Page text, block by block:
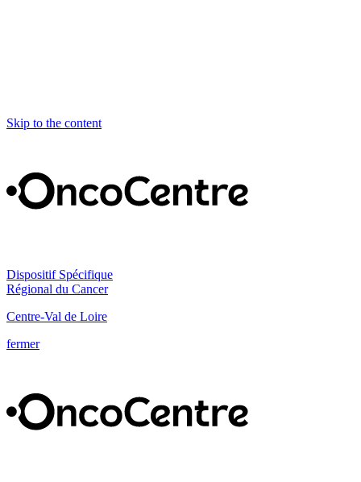
Skip to the content
Dispositif Spécifique
Régional du Cancer
Centre-Val de Loire
fermer